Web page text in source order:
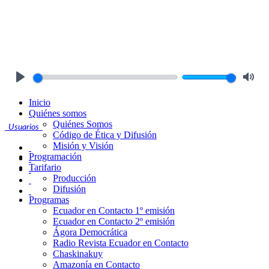
Usuarios
Inicio
Quiénes somos
Quiénes Somos
Código de Ética y Difusión
Misión y Visión
Programación
Tarifario
Producción
Difusión
Programas
Ecuador en Contacto 1º emisión
Ecuador en Contacto 2º emisión
Ágora Democrática
Radio Revista Ecuador en Contacto
Chaskinakuy
Amazonía en Contacto